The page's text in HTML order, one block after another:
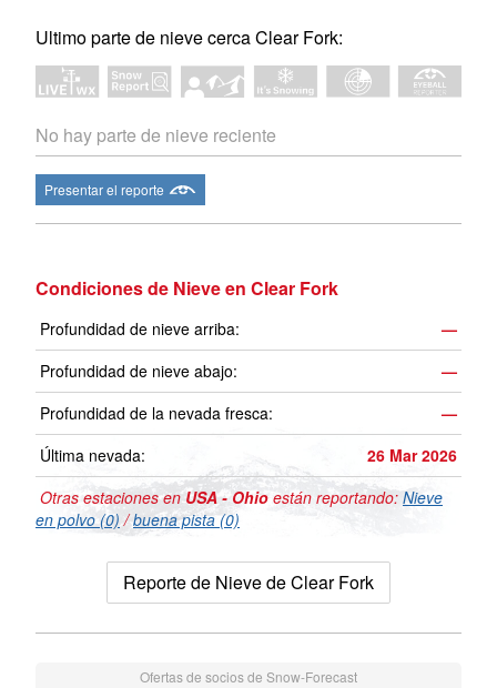
Ultimo parte de nieve cerca Clear Fork:
No hay parte de nieve reciente
Presentar el reporte
Condiciones de Nieve en Clear Fork
Profundidad de nieve arriba:
—
Profundidad de nieve abajo:
—
Profundidad de la nevada fresca:
—
Última nevada:
26 Mar 2026
Otras estaciones enUSA - Ohio están reportando: Nieve
en polvo (0) /buena pista (0)
Reporte de Nieve de Clear Fork
Ofertas de socios de Snow-Forecast